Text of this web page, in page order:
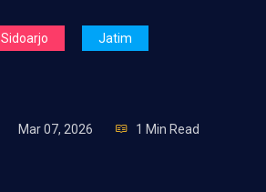
Sidoarjo Jatim
Mar 07, 2026 1 Min Read